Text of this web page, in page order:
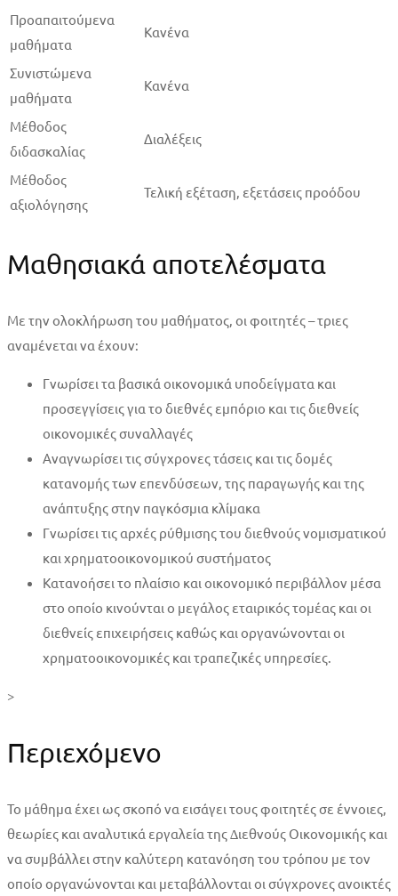
Προαπαιτού­μενα
μαθήματα
Κανένα
Συνιστώμενα
μαθήματα
Κανένα
Μέθοδος
διδασκαλίας
Διαλέξεις
Μέθοδος
αξιολόγησης
Τελική εξέταση, εξετάσεις προόδου
Μαθησιακά αποτελέσματα
Με την ολοκλήρωση του μαθήματος, οι φοιτητές – τριες
αναμένεται να έχουν:
Γνωρίσει τα βασικά οικονομικά υποδείγματα και
προσεγγίσεις για το διεθνές εμπόριο και τις διεθνείς
οικονομικές συναλλαγές
Αναγνωρίσει τις σύγχρονες τάσεις και τις δομές
κατανομής των επενδύσεων, της παραγωγής και της
ανάπτυξης στην παγκόσμια κλίμακα
Γνωρίσει τις αρχές ρύθμισης του διεθνούς νομισματικού
και χρηματοοικονομικού συστήματος
Kατανοήσει το πλαίσιο και οικονομικό περιβάλλον μέσα
στο οποίο κινούνται ο μεγάλος εταιρικός τομέας και οι
διεθνείς επιχειρήσεις καθώς και οργανώνονται οι
χρηματοοικονομικές και τραπεζικές υπηρεσίες.
>
Περιεχόμενο
Το µάθηµα έχει ως σκοπό να εισάγει τους φοιτητές σε έννοιες,
θεωρίες και αναλυτικά εργαλεία της ∆ιεθνούς Οικονοµικής και
να συµβάλλει στην καλύτερη κατανόηση του τρόπου µε τον
οποίο οργανώνονται και µεταβάλλονται οι σύγχρονες ανοικτές